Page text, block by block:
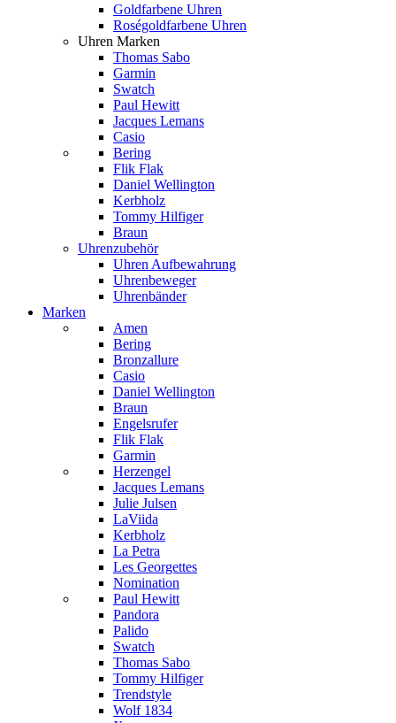
Goldfarbene Uhren
Roségoldfarbene Uhren
Uhren Marken
Thomas Sabo
Garmin
Swatch
Paul Hewitt
Jacques Lemans
Casio
Bering
Flik Flak
Daniel Wellington
Kerbholz
Tommy Hilfiger
Braun
Uhrenzubehör
Uhren Aufbewahrung
Uhrenbeweger
Uhrenbänder
Marken
Amen
Bering
Bronzallure
Casio
Daniel Wellington
Braun
Engelsrufer
Flik Flak
Garmin
Herzengel
Jacques Lemans
Julie Julsen
LaViida
Kerbholz
La Petra
Les Georgettes
Nomination
Paul Hewitt
Pandora
Palido
Swatch
Thomas Sabo
Tommy Hilfiger
Trendstyle
Wolf 1834